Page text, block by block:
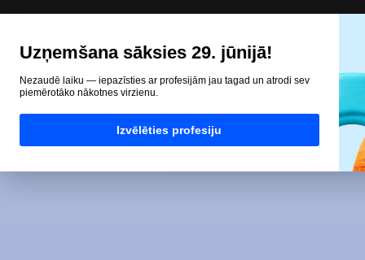
Uzņemšana sāksies 29. jūnijā!
Nezaudē laiku — iepazīsties ar profesijām jau tagad un atrodi sev
piemērotāko nākotnes virzienu.
Izvēlēties profesiju